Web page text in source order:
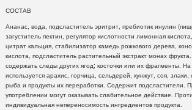
СОСТАВ
Ананас, вода, подсластитель эритрит, пребиотик инулин
загуститель пектин, регулятор кислотности лимонная
цитрат кальция, стабилизатор камедь рожкового дерева,
кислота, подсластитель растительный экстракт монах
содержать следы других ягод; косточки или их фрагменты.
используется арахис, горчица, сельдерей, кунжут, соя,
рыба и продукты их переработки. Содержит подсластители.
употреблении могут оказывать слабительное действие.
индивидуальная непереносимость ингредиентов продукта.